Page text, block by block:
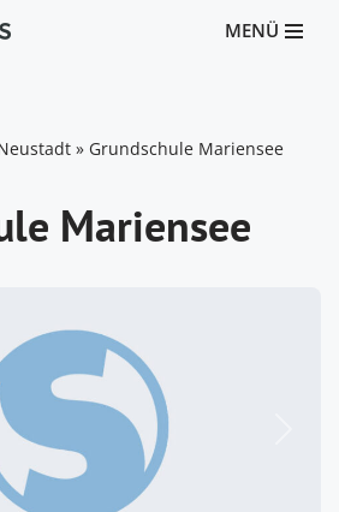
MENÜ
» Grundschule Mariensee
Mariensee